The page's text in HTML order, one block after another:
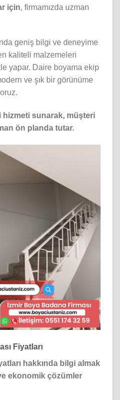
için, firmamızda uzman
geniş bilgi ve deneyime
kaliteli malzemeleri
yapar. Daire boyama ekip
ve şık bir görünüme
hizmeti sunarak, müşteri
ön planda tutar.
Fiyatları
hakkında bilgi almak
ekonomik çözümler